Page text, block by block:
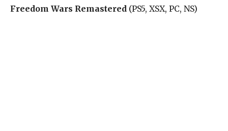
Freedom Wars Remastered (PS5, XSX, PC, NS)